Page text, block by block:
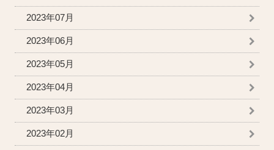
2023年07月
2023年06月
2023年05月
2023年04月
2023年03月
2023年02月